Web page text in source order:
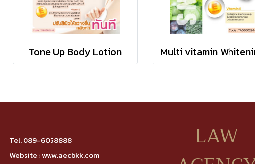
Tone Up Body Lotion
Tel.089-6058888
Website :www.aecbkk.com
LAW